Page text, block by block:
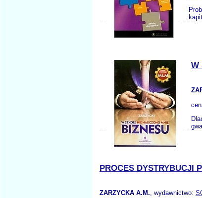
W
PROCES DYSTRYBUCJI
ZARZYCKA A.M., wydawnictwo: